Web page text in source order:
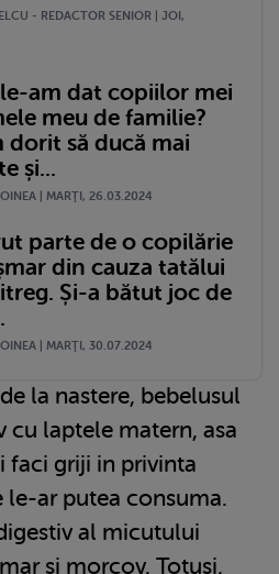
- REDACTOR SENIOR | JOI,
le-am dat copiilor mei
meu de familie?
dorit să ducă mai
și...
| MARŢI, 26.03.2024
parte de o copilărie
din cauza tatălui
Și-a bătut joc de
| MARŢI, 30.07.2024
la nastere, bebelusul
cu laptele matern, asa
faci griji in privinta
ar putea consuma.
al micutului
si morcov. Totusi,